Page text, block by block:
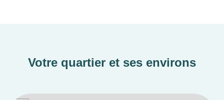
Votre quartier et ses environs